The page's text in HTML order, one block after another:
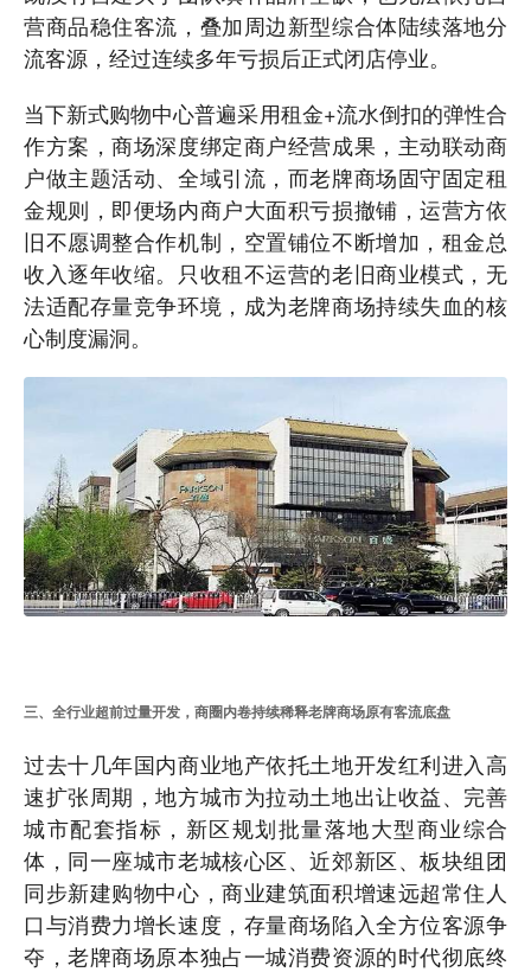
营商品稳住客流，叠加周边新型综合体陆续落地分
流客源，经过连续多年亏损后正式闭店停业。
当下新式购物中心普遍采用租金+流水倒扣的弹性合
作方案，商场深度绑定商户经营成果，主动联动商
户做主题活动、全域引流，而老牌商场固守固定租
金规则，即便场内商户大面积亏损撤铺，运营方依
旧不愿调整合作机制，空置铺位不断增加，租金总
收入逐年收缩。只收租不运营的老旧商业模式，无
法适配存量竞争环境，成为老牌商场持续失血的核
心制度漏洞。
三、全行业超前过量开发，商圈内卷持续稀释老牌商场原有客流底盘
过去十几年国内商业地产依托土地开发红利进入高
速扩张周期，地方城市为拉动土地出让收益、完善
城市配套指标，新区规划批量落地大型商业综合
体，同一座城市老城核心区、近郊新区、板块组团
同步新建购物中心，商业建筑面积增速远超常住人
口与消费力增长速度，存量商场陷入全方位客源争
夺，老牌商场原本独占一城消费资源的时代彻底终